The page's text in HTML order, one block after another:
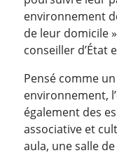
environnement
de leur domicile
conseiller d’État
Pensé comme
environnement,
également des
associative et
aula, une salle